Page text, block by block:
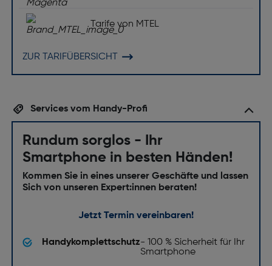
Tarife von MTEL
ZUR TARIFÜBERSICHT
Services vom Handy-Profi
Rundum sorglos - Ihr
Smartphone in besten Händen!
Kommen Sie in eines unserer Geschäfte und lassen
Sich von unseren Expert:innen beraten!
Jetzt Termin vereinbaren!
Handykomplettschutz- 100 % Sicherheit für Ihr
Smartphone